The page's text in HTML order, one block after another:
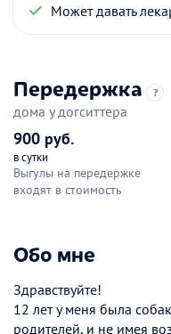
Может давать
Передержка ?
дома у догситтера
900 руб.
в сутки
Выгулы на передержке
входят в стоимость
Обо мне
Здравствуйте!
12 лет у меня была
родителей, и не имея